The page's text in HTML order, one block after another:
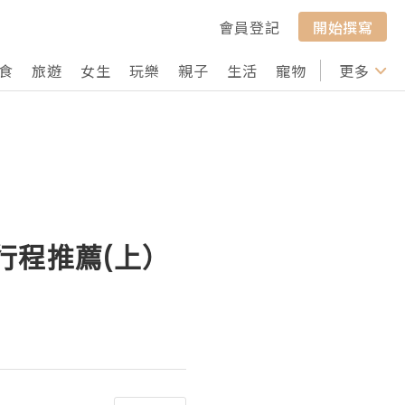
會員登記
開始撰寫
旅遊 女生 玩樂 親子 生活 寵物 行山 打卡
更多
推薦(上）